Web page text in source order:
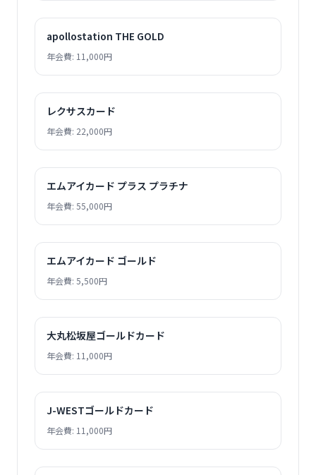
apollostation THE GOLD
年会費: 11,000円
レクサスカード
年会費: 22,000円
エムアイカード プラス プラチナ
年会費: 55,000円
エムアイカード ゴールド
年会費: 5,500円
大丸松坂屋ゴールドカード
年会費: 11,000円
J-WESTゴールドカード
年会費: 11,000円